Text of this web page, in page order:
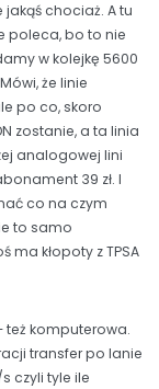
chociaż. A tu
poleca, bo to nie
w kolejkę 5600
że linie
po co, skoro
zostanie, a ta linia
analogowej lini
39 zł. I
co na czym
to samo
ma kłopoty z TPSA
też komputerowa.
transfer po lanie
czyli tyle ile